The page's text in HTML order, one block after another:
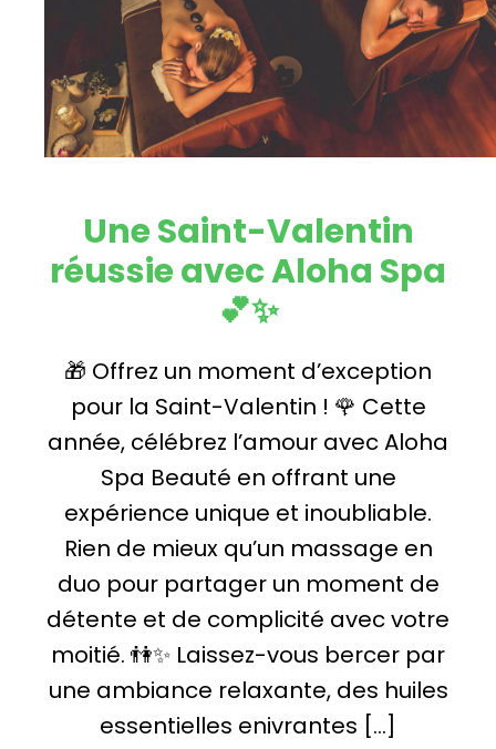
Une Saint-Valentin
réussie avec Aloha Spa
💕✨
🎁 Offrez un moment d’exception
pour la Saint-Valentin ! 🌹 Cette
année, célébrez l’amour avec Aloha
Spa Beauté en offrant une
expérience unique et inoubliable.
Rien de mieux qu’un massage en
duo pour partager un moment de
détente et de complicité avec votre
moitié. 👫✨ Laissez-vous bercer par
une ambiance relaxante, des huiles
essentielles enivrantes […]